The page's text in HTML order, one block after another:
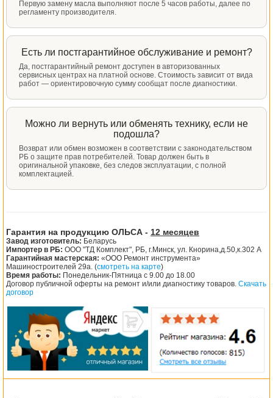
Первую замену масла выполняют после 5 часов работы, далее по
регламенту производителя.
Есть ли постгарантийное обслуживание и ремонт?
Да, постгарантийный ремонт доступен в авторизованных
сервисных центрах на платной основе. Стоимость зависит от вида
работ — ориентировочную сумму сообщат после диагностики.
Можно ли вернуть или обменять технику, если не
подошла?
Возврат или обмен возможен в соответствии с законодательством
РБ о защите прав потребителей. Товар должен быть в
оригинальной упаковке, без следов эксплуатации, с полной
комплектацией.
Гарантия на продукцию ОЛЬСА - 12 месяцев
Завод изготовитель: Беларусь
Импортер в РБ: ООО "ТД Комплект", РБ, г.Минск, ул. Кнорина,д.50,к.302 А
Гарантийная мастерская: «ООО Ремонт инструмента»
Машиностроителей 29а. (смотреть на карте)
Время работы: Понедельник-Пятница с 9.00 до 18.00
Договор публичной оферты на ремонт и/или диагностику товаров. Скачать
договор